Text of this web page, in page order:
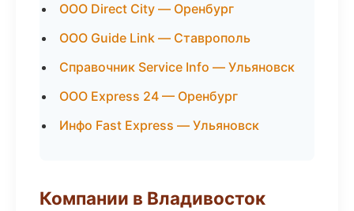
ООО Direct City — Оренбург
ООО Guide Link — Ставрополь
Справочник Service Info — Ульяновск
ООО Express 24 — Оренбург
Инфо Fast Express — Ульяновск
Компании в Владивосток